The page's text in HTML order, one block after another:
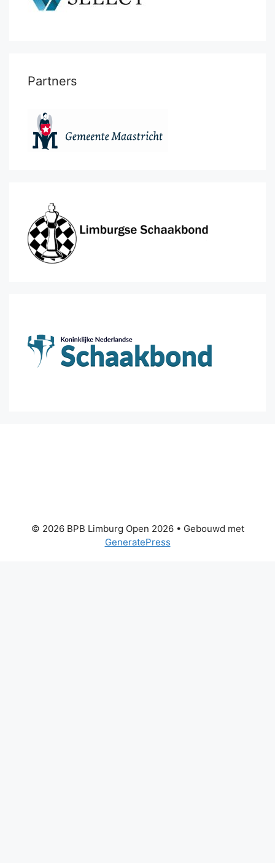
Partners
© 2026 BPB Limburg Open 2026• Gebouwd met
GeneratePress